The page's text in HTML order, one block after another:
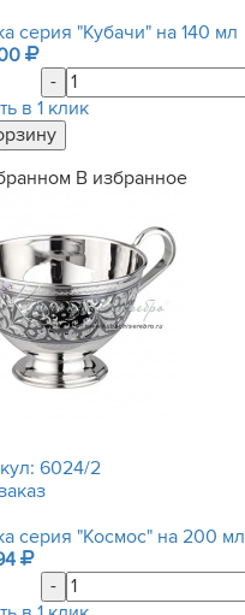
серия "Кубачи" на 140 мл
-
в 1 клик
В избранное
6024/2
серия "Космос" на 200 мл
-